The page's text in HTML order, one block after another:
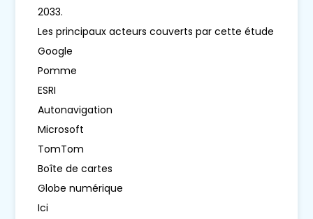
2033.
Les principaux acteurs couverts par cette étude
Google
Pomme
ESRI
Autonavigation
Microsoft
TomTom
Boîte de cartes
Globe numérique
Ici